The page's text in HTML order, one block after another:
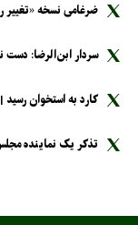
ضرغامی نسخه «تغییر
سردار ابن‌الرضا:
کارد به استخوان
تذکر یک نماینده